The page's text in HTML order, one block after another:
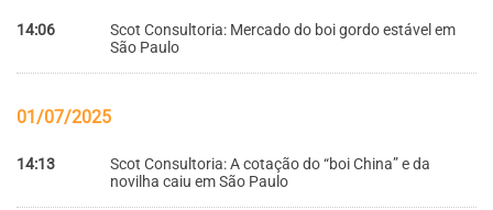
14:06
Scot Consultoria: Mercado do boi gordo estável em
São Paulo
01/07/2025
14:13
Scot Consultoria: A cotação do “boi China” e da
novilha caiu em São Paulo